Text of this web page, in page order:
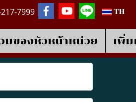
7999 TH
มของหัวหน้าหน่วย เพิ่